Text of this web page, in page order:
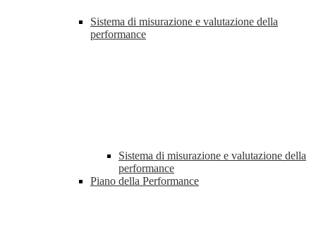
Sistema di misurazione e valutazione della
performance
Sistema di misurazione e valutazione della
performance
Piano della Performance